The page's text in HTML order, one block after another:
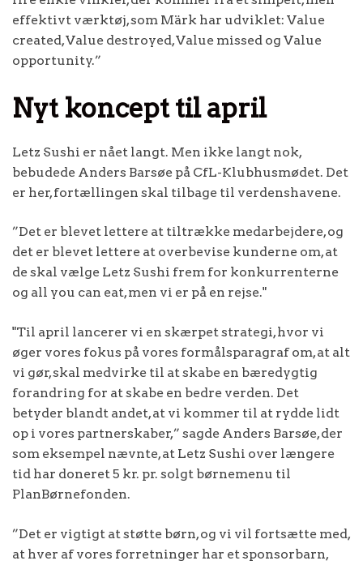
effektivt værktøj, som Märk har udviklet: Value
created, Value destroyed, Value missed og Value
opportunity.”
Nyt koncept til april
Letz Sushi er nået langt. Men ikke langt nok,
bebudede Anders Barsøe på CfL-Klubhusmødet. Det
er her, fortællingen skal tilbage til verdenshavene.
”Det er blevet lettere at tiltrække medarbejdere, og
det er blevet lettere at overbevise kunderne om, at
de skal vælge Letz Sushi frem for konkurrenterne
og all you can eat, men vi er på en rejse."
"Til april lancerer vi en skærpet strategi, hvor vi
øger vores fokus på vores formålsparagraf om, at alt
vi gør, skal medvirke til at skabe en bæredygtig
forandring for at skabe en bedre verden. Det
betyder blandt andet, at vi kommer til at rydde lidt
op i vores partnerskaber,” sagde Anders Barsøe, der
som eksempel nævnte, at Letz Sushi over længere
tid har doneret 5 kr. pr. solgt børnemenu til
PlanBørnefonden.
”Det er vigtigt at støtte børn, og vi vil fortsætte med,
at hver af vores forretninger har et sponsorbarn,